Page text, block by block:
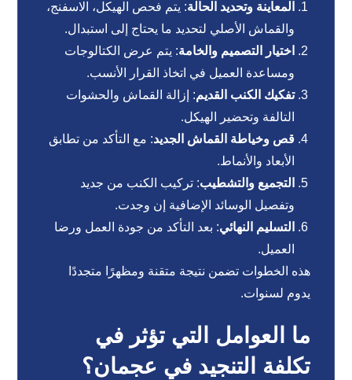
المعاينة وتحديد الحالة: يتم فحص الهيكل، الاسفنج،
والقماش الأصلي لتحديد ما يحتاج إلى استبدال.
اختيار التصميم والخامة: يتم عرض الكتالوجات
ومساعدة العميل في اتخاذ القرار الأنسب.
تفكيك الكنب القديم: إزالة القماش والحشوات
التالفة وتحضير الهيكل.
قص وخياطة القماش الجديد: مع التأكد من تطابق
الأبعاد والأنماط.
التجميع والتشطيب: تركيب الكنب من جديد
وتفصيل الوسائد الإضافية إن وجدت.
التسليم النهائي: بعد التأكد من جودة العمل ورضا
العميل.
هذه الخطوات تضمن نتيجة متقنة ومظهرًا متجددًا
يدوم لسنوات.
ما العوامل التي تؤثر في
تكلفة التنجيد في عجمان؟